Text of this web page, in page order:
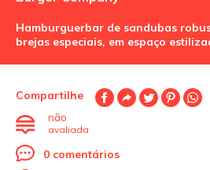
Hamburguerbar de sandubas
brejas especiais, em espaço
Compartilhe
não
avaliada
0 comentários